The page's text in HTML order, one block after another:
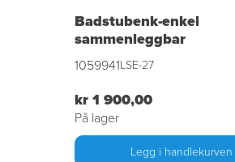
Badstubenk-enkel
sammenleggbar
1059941LSE-27
kr 1 900,00
På lager
Legg i handlekurven